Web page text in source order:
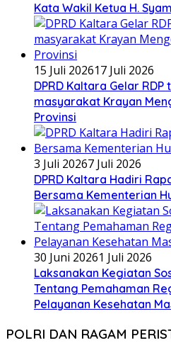
Kata Wakil Ketua H.
15 Juli 202617 Juli 2026
DPRD Kaltara Gelar
masyarakat Krayan
Provinsi
3 Juli 20267 Juli 2026
DPRD Kaltara Hadiri
Bersama Kementerian
30 Juni 20261 Juli 2026
Laksanakan Kegiatan
Tentang Pemahaman
Pelayanan Kesehatan
POLRI DAN RAGAM